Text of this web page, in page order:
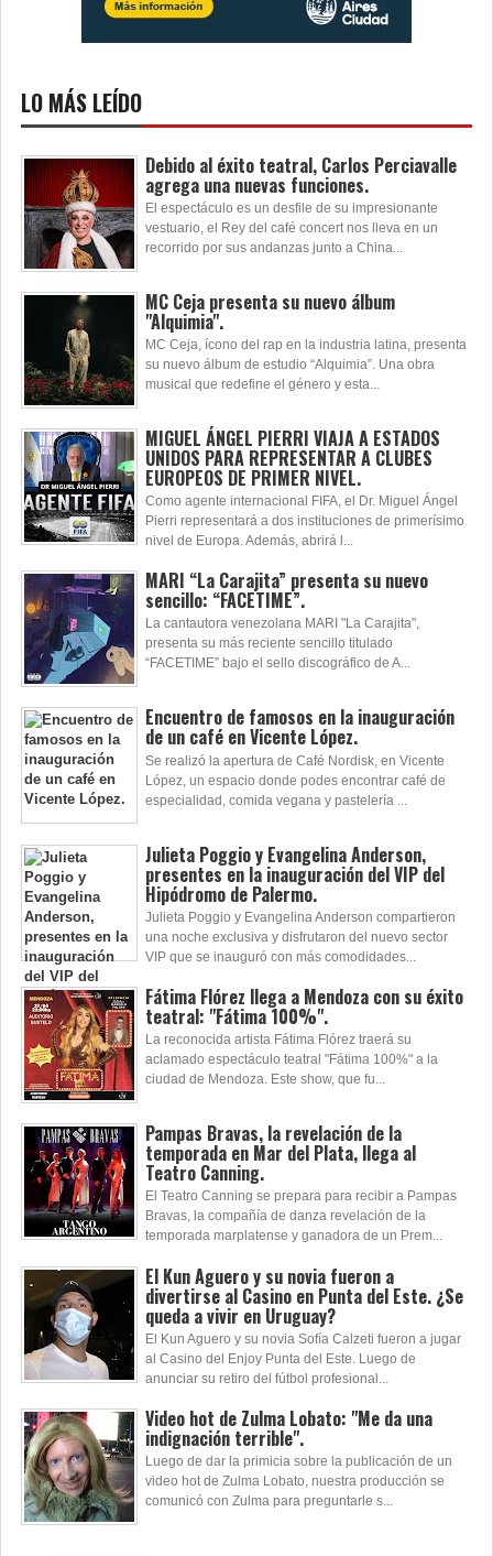
LO MÁS LEÍDO
Debido al éxito teatral, Carlos Perciavalle
agrega una nuevas funciones.
El espectáculo es un desfile de su impresionante
vestuario, el Rey del café concert nos lleva en un
recorrido por sus andanzas junto a China...
MC Ceja presenta su nuevo álbum
"Alquimia".
MC Ceja, ícono del rap en la industria latina, presenta
su nuevo álbum de estudio “Alquimia”. Una obra
musical que redefine el género y esta...
MIGUEL ÁNGEL PIERRI VIAJA A ESTADOS
UNIDOS PARA REPRESENTAR A CLUBES
EUROPEOS DE PRIMER NIVEL.
Como agente internacional FIFA, el Dr. Miguel Ángel
Pierri representará a dos instituciones de primerísimo
nivel de Europa. Además, abrirá l...
MARI “La Carajita” presenta su nuevo
sencillo: “FACETIME”.
La cantautora venezolana MARI "La Carajita",
presenta su más reciente sencillo titulado
“FACETIME” bajo el sello discográfico de A...
Encuentro de famosos en la inauguración
de un café en Vicente López.
Se realizó la apertura de Café Nordisk, en Vicente
López, un espacio donde podes encontrar café de
especialidad, comida vegana y pastelería ...
Julieta Poggio y Evangelina Anderson,
presentes en la inauguración del VIP del
Hipódromo de Palermo.
Julieta Poggio y Evangelina Anderson compartieron
una noche exclusiva y disfrutaron del nuevo sector
VIP que se inauguró con más comodidades...
Fátima Flórez llega a Mendoza con su éxito
teatral: "Fátima 100%".
La reconocida artista Fátima Flórez traerá su
aclamado espectáculo teatral "Fátima 100%" a la
ciudad de Mendoza. Este show, que fu...
Pampas Bravas, la revelación de la
temporada en Mar del Plata, llega al
Teatro Canning.
El Teatro Canning se prepara para recibir a Pampas
Bravas, la compañía de danza revelación de la
temporada marplatense y ganadora de un Prem...
El Kun Aguero y su novia fueron a
divertirse al Casino en Punta del Este. ¿Se
queda a vivir en Uruguay?
El Kun Aguero y su novia Sofía Calzeti fueron a jugar
al Casino del Enjoy Punta del Este. Luego de
anunciar su retiro del fútbol profesional...
Video hot de Zulma Lobato: "Me da una
indignación terrible".
Luego de dar la primicia sobre la publicación de un
video hot de Zulma Lobato, nuestra producción se
comunicó con Zulma para preguntarle s...